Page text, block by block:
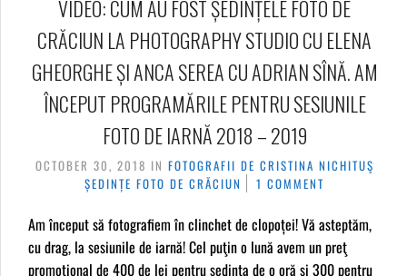
VIDEO: CUM AU FOST ȘEDINȚELE FOTO DE
CRĂCIUN LA PHOTOGRAPHY STUDIO CU ELENA
GHEORGHE ȘI ANCA SEREA CU ADRIAN SÎNĂ. AM
ÎNCEPUT PROGRAMĂRILE PENTRU SESIUNILE
FOTO DE IARNĂ 2018 – 2019
OCTOBER 30, 2018 IN FOTOGRAFII DE CRISTINA NICHITUŞ
ȘEDINȚE FOTO DE CRĂCIUN
1 COMMENT
Am început să fotografiem în clinchet de clopoței! Vă asteptăm,
cu drag, la sesiunile de iarnă! Cel puţin o lună avem un preţ
promoţional de 400 de lei pentru şedinţa de o oră si 300 pentru